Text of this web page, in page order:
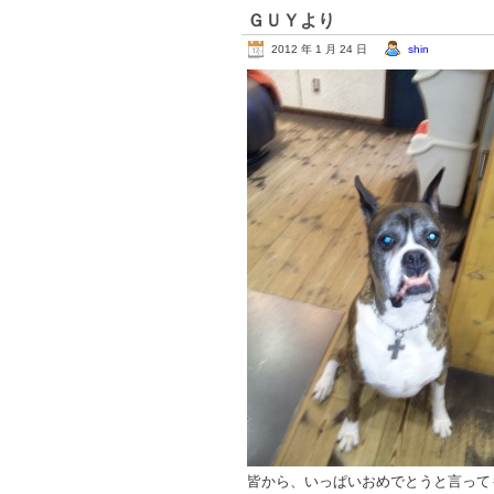
ＧＵＹより
2012 年 1 月 24 日 shin
皆から、いっぱいおめでとうと言っ